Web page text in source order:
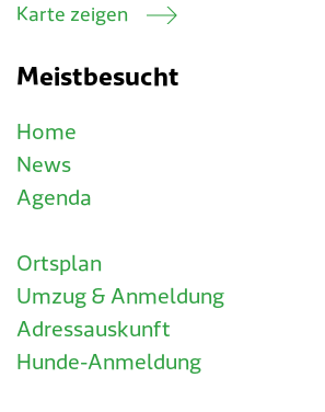
Karte zeigen
Meistbesucht
Home
News
Agenda
Ortsplan
Umzug & Anmeldung
Adressauskunft
Hunde-Anmeldung